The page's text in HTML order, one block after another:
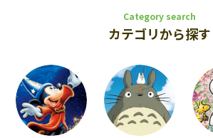
Category search
カテゴリから探す